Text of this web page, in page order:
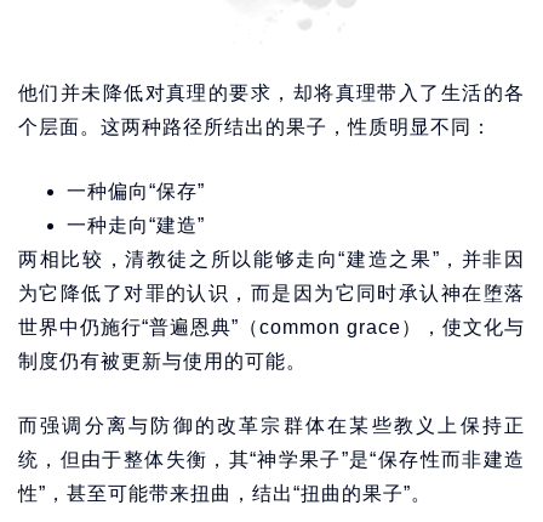
他们并未降低对真理的要求，却将真理带入了生活的各
个层面。这两种路径所结出的果子，性质明显不同：
一种偏向“保存”
一种走向“建造”
两相比较，清教徒之所以能够走向“建造之果”，并非因
为它降低了对罪的认识，而是因为它同时承认神在堕落
世界中仍施行“普遍恩典”（common grace），使文化与
制度仍有被更新与使用的可能。
而强调分离与防御的改革宗群体在某些教义上保持正
统，但由于整体失衡，其“神学果子”是“保存性而非建造
性”，甚至可能带来扭曲，结出“扭曲的果子”。